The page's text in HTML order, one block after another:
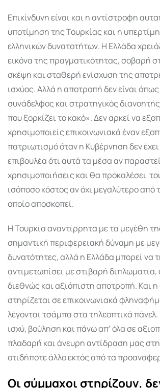
Επικίνδυνη είναι και η αντίστροφη
υποτίμηση της Τουρκίας και η
ελληνικών δυνατοτήτων. Η Ελλάδα
εικόνα της πραγματικότητας, σοβαρή
σκέψη και σταθερή ενίσχυση της
ισχύος. Αλλά η αποτροπή δεν είναι όπως
συνάδελφος και στρατηγικός
που ξορκίζει το κακό». Δεν αρκεί να
χρησιμοποιείς επικοινωνιακά έναν
πατριωτισμό όταν η Κυβέρνηση δεν έχει
επιβουλέα ότι αυτά τα μέσα αν
χρησιμοποιήσεις και θα προκαλέσει
ισόποσο κόστος αν όχι μεγαλύτερο από
οποίο αποσκοπεί.
Η Τουρκία αναντίρρητα με τα μεγέθη
σημαντική περιφερειακή δύναμη με
δυνατότητες, αλλά η Ελλάδα μπορεί να
αντιμετωπίσει με στιβαρή
διεθνώς και αξιόπιστη αποτροπή. Και
στηρίζεται σε επικοινωνιακά
λέγονται τσάμπα στα τηλεοπτικά πάνελ.
ισχύ, βούληση και πάνω απ’ όλα σε
πλαδαρή και άνευρη αντίδραση μας
οτιδήποτε άλλο εκτός από τα
Οι σύμμαχοι στηρίζουν,